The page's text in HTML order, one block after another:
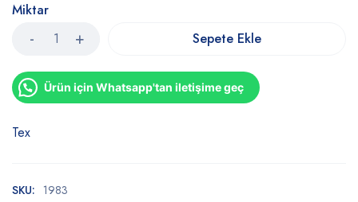
Miktar
Sepete Ekle
Ürün için Whatsapp'tan iletişime geç
Tex
SKU: 1983